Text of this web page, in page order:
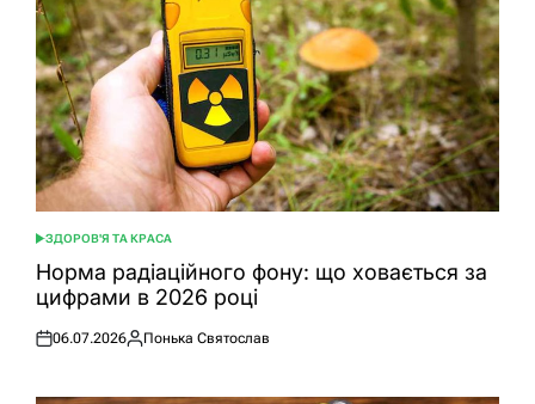
ОПУБЛІКУВАТИ
У
ЗДОРОВ'Я ТА КРАСА
Норма радіаційного фону: що ховається за
цифрами в 2026 році
Оприлюднено
06.07.2026
Опубліковано
Понька Святослав